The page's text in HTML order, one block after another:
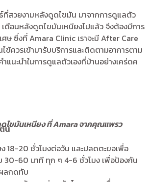
สวยงามหลังดูดไขมัน มาจากการดูแลตัว
เดือนหลังดูดไขมันเหนียงไปแล้ว จึงต้องมีการ
ษ ซึ่งที่ Amara Clinic เราจะมี After Care
ข้ควรเข้ามารับบริการและติดตามอาการตาม
นะนำในการดูแลตัวเองที่บ้านอย่างเคร่ดค
ขมันเหนียง ที่ Amaraจากคุณแพรว
ต้น
18-20 ชั่วโมงต่อวัน และปลดตะขอเพื่อ
30-60 นาที ทุก ๆ 4-6 ชั่วโมง เพื่อป้องกัน
ลกดทับ